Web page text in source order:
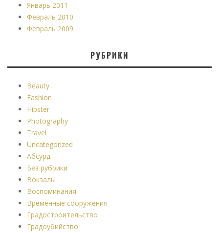
Январь 2011
Февраль 2010
Февраль 2009
РУБРИКИ
Beauty
Fashion
Hipster
Photography
Travel
Uncategorized
Абсурд
Без рубрики
Вокзалы
Воспоминания
Временные сооружения
Градостроительство
Градоубийство